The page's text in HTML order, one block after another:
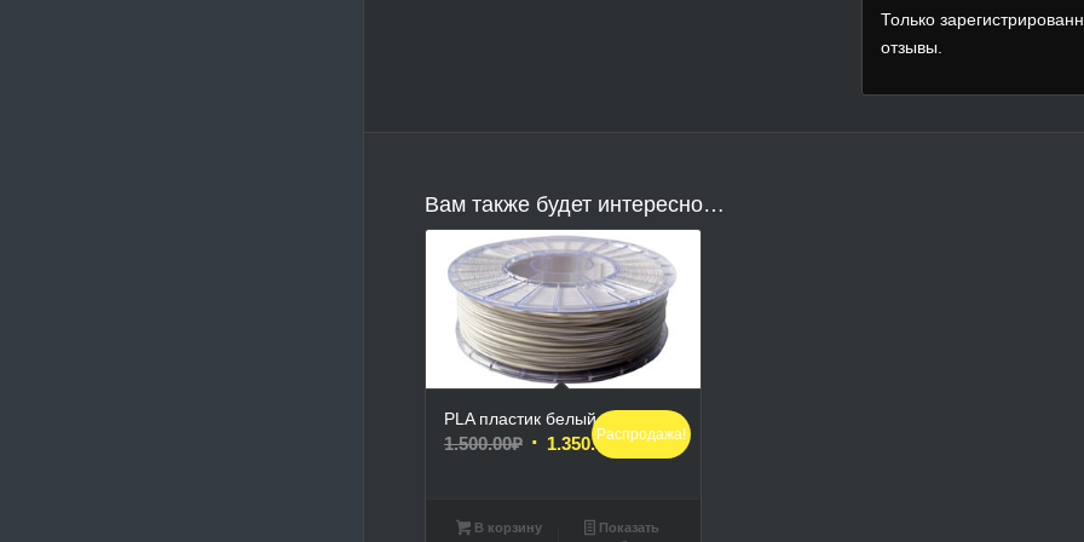
Только
отзывы.
Вам также будет интересно…
PLA пластик белый
1.500.00₽ Первоначальная
1.500.00₽.
1.350.00₽Текущая
Распродажа!
В корзину
Показать